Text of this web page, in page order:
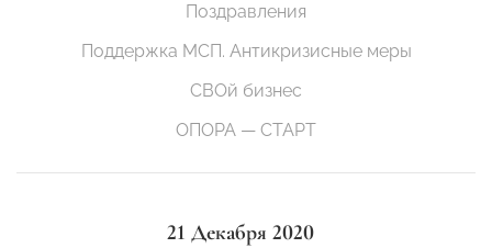
Поздравления
Поддержка МСП. Антикризисные меры
СВОй бизнес
ОПОРА — СТАРТ
21 Декабря 2020